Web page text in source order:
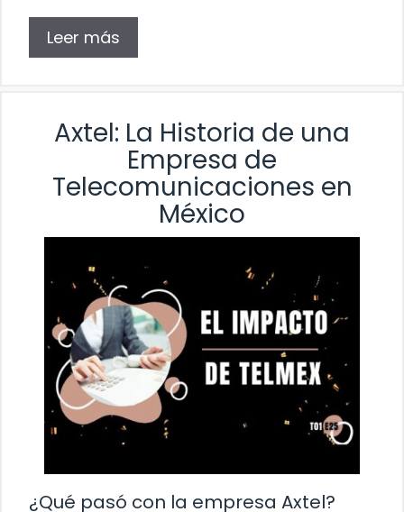
Leer más
Axtel: La Historia de una
Empresa de
Telecomunicaciones en
México
¿Qué pasó con la empresa Axtel?